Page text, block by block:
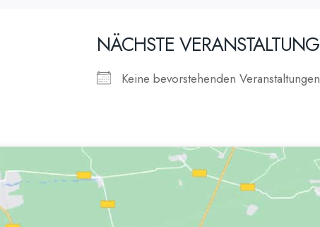
NÄCHSTE VERANSTALTUNG
Keine bevorstehenden Veranstaltungen